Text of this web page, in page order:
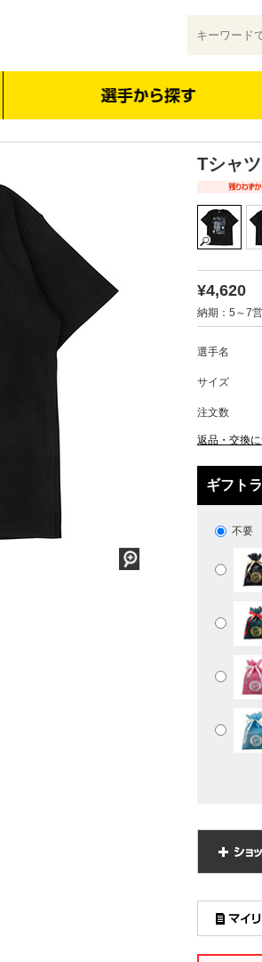
Tシャ
¥4,620
納期：5～7
選手名
サイズ
注文数
返品・交換
ギフト
不要